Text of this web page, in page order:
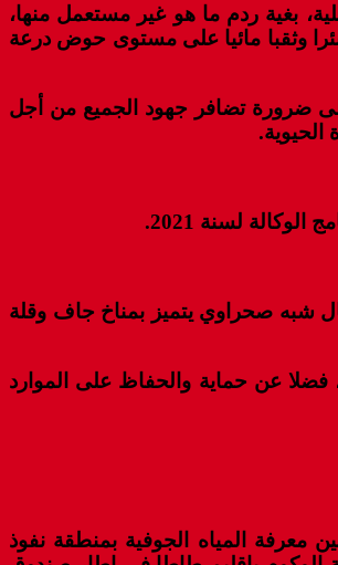
بغية ردم ما هو غير مستعمل منها،
مستغلي المستعملة منها بضرورة اتخاذ الإجراءات الوقائية اللازمة ، مشيرا بهذا الخصوص، إلى أنه تم جرد إلى الآن، 15 ألف و327 بئرا وثقبا مائيا على مستوى حوض درعة
ضرورة تضافر جهود الجميع من أجل
لسنة 2021.
شبه صحراوي يتميز بمناخ جاف وقلة
عن حماية والحفاظ على الموارد
معرفة المياه الجوفية بمنطقة نفوذ